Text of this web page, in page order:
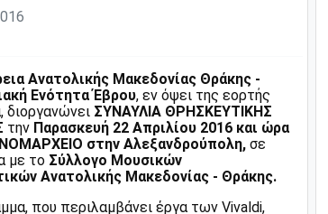
Ανατολικής Μακεδονίας Θράκης -
Ενότητα Έβρου, εν όψει της εορτής
διοργανώνει ΣΥΝΑΥΛΙΑ ΘΡΗΣΚΕΥΤΙΚΗΣ
την Παρασκευή 22 Απριλίου 2016 και ώρα
ΝΟΜΑΡΧΕΙΟ στην Αλεξανδρούπολη, σε
με το Σύλλογο Μουσικών
Ανατολικής Μακεδονίας - Θράκης.
που περιλαμβάνει έργα των Vivaldi,